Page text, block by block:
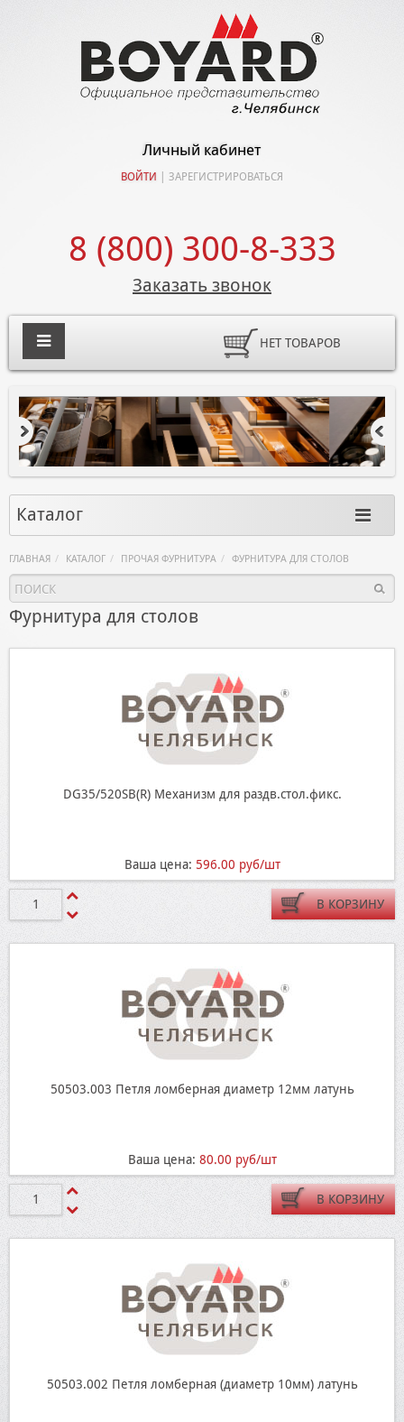
Личный кабинет
ВОЙТИ ЗАРЕГИСТРИРОВАТЬСЯ
8 (800) 300-8-333
Заказать звонок
НЕТ ТОВАРОВ
Каталог
ГЛАВНАЯ КАТАЛОГ ПРОЧАЯ ФУРНИТУРА ФУРНИТУРА ДЛЯ СТОЛОВ
Фурнитура для столов
DG35/520SB(R) Механизм для раздв.стол.фикс.
Ваша цена: 596.00 руб/шт
В КОРЗИНУ
50503.003 Петля ломберная диаметр 12мм латунь
Ваша цена: 80.00 руб/шт
В КОРЗИНУ
50503.002 Петля ломберная (диаметр 10мм) латунь